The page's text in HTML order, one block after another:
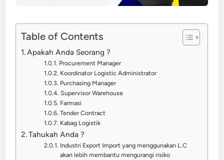
Table of Contents
Apakah Anda Seorang ?
Procurement Manager
Koordinator Logistic Administrator
Purchasing Manager
Supervisor Warehouse
Farmasi
Tender Contract
Kabag Logistik
Tahukah Anda ?
Industri Export Import yang menggunakan L.C
akan lebih membantu mengurangi risiko